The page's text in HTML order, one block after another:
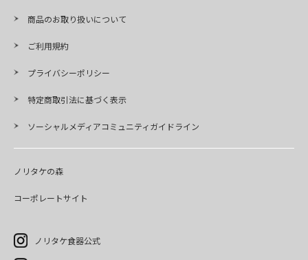
商品のお取り扱いについて
ご利用規約
プライバシーポリシー
特定商取引法に基づく表示
ソーシャルメディアコミュニティガイドライン
ノリタケの森
コーポレートサイト
ノリタケ食器公式